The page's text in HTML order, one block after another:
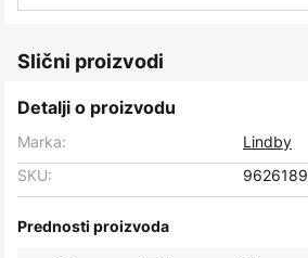
Slični proizvodi
Detalji o proizvodu
Marka:
Lindby
SKU:
9626189
Prednosti proizvoda